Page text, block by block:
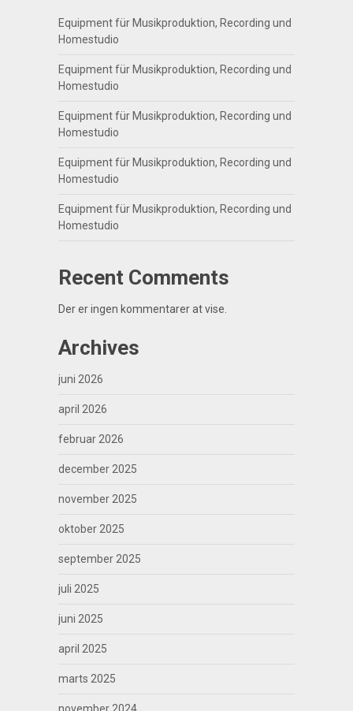
Equipment für Musikproduktion, Recording und
Homestudio
Equipment für Musikproduktion, Recording und
Homestudio
Equipment für Musikproduktion, Recording und
Homestudio
Equipment für Musikproduktion, Recording und
Homestudio
Equipment für Musikproduktion, Recording und
Homestudio
Recent Comments
Der er ingen kommentarer at vise.
Archives
juni 2026
april 2026
februar 2026
december 2025
november 2025
oktober 2025
september 2025
juli 2025
juni 2025
april 2025
marts 2025